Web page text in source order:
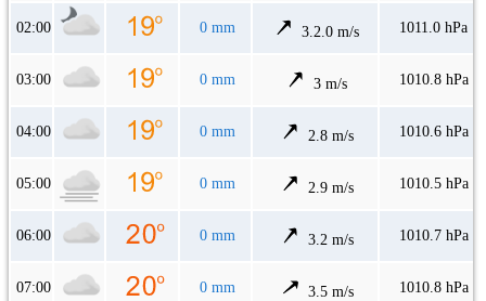
02:00 0 mm 3.2.0 m/s 1011.0 hPa
03:00 0 mm 3 m/s 1010.8 hPa
04:00 0 mm 2.8 m/s 1010.6 hPa
05:00 0 mm 2.9 m/s 1010.5 hPa
06:00 0 mm 3.2 m/s 1010.7 hPa
07:00 0 mm 3.5 m/s 1010.8 hPa